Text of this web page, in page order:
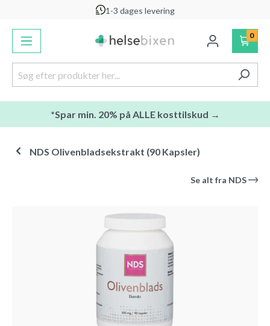
1-3 dages levering
0
*Spar min. 20% på ALLE kosttilskud →
NDS Olivenbladsekstrakt (90 Kapsler)
Se alt fra NDS
Spring over billedgalleri